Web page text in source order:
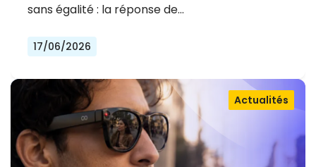
sans égalité : la réponse de…
17/06/2026
Actualités